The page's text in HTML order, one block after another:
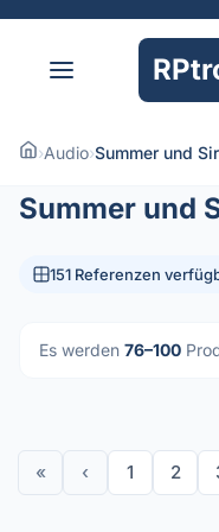
›Audio›Summer und
Summer und
151 Referenzen
Es werden 76–100
« ‹ 1 2